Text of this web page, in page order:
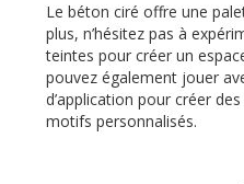
Le béton ciré offre une
plus, n’hésitez pas à
teintes pour créer un
pouvez également jouer
d’application pour créer
motifs personnalisés.